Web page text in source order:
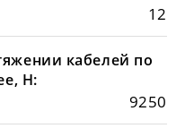
12
кабелей по
Н:
9250